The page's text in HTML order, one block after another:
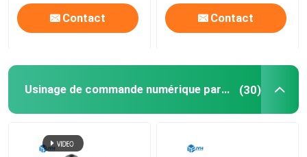
Contact Contact
Usinage de commande numérique par ordinateur de bas volume (30)